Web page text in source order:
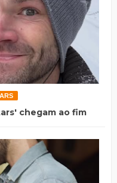
chegam ao fim